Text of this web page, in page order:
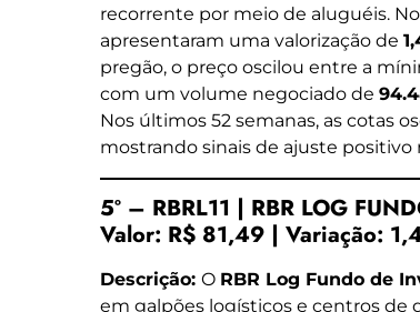
recorrente por meio de aluguéis.
apresentaram uma valorização de
pregão, o preço oscilou entre a
com um volume negociado de
Nos últimos 52 semanas, as cotas
mostrando sinais de ajuste
5º – RBRL11 | RBR LOG
Valor: R$ 81,49 | Variação:
Descrição: O RBR Log Fundo de
em galpões logísticos e centros de